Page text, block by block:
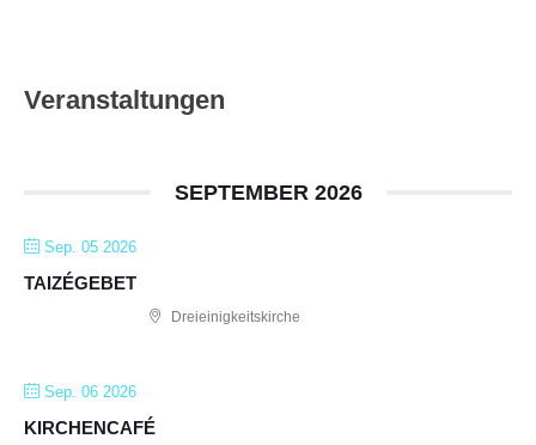
Veranstaltungen
SEPTEMBER 2026
Sep. 05 2026
TAIZÉGEBET
Dreieinigkeitskirche
Sep. 06 2026
KIRCHENCAFÉ